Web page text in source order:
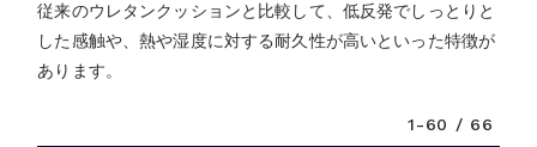
従来のウレタンクッションと比較して、低反発でしっとりと
した感触や、熱や湿度に対する耐久性が高いといった特徴が
あります。
1-60 / 66